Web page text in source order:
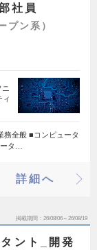
社員
プン系）
ィ
務全般 ■コンピュータ
タ…
詳細へ
掲載期間 26/08/06～26/08/19
ント_開発